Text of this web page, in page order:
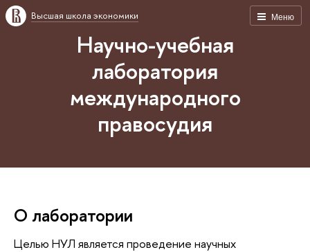
Меню
Высшая школа экономики
Научно-учебная
лаборатория
международного
правосудия
О лаборатории
Целью НУЛ является проведение научных